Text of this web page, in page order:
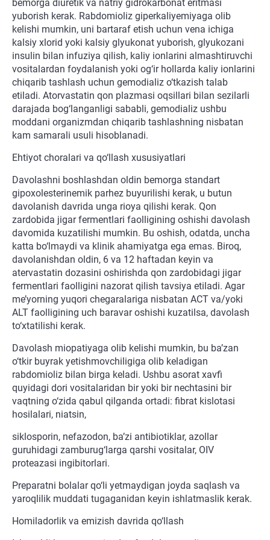
bemorga diuretik va natriy gidrokarbonat eritmasi
yuborish kerak. Rabdomioliz giperkaliyemiyaga olib
kelishi mumkin, uni bartaraf etish uchun vena ichiga
kalsiy xlorid yoki kalsiy glyukonat yuborish, glyukozani
insulin bilan infuziya qilish, kaliy ionlarini almashtiruvchi
vositalardan foydalanish yoki og‘ir hollarda kaliy ionlarini
chiqarib tashlash uchun gemodializ o‘tkazish talab
etiladi. Atorvastatin qon plazmasi oqsillari bilan sezilarli
darajada bog‘langanligi sababli, gemodializ ushbu
moddani organizmdan chiqarib tashlashning nisbatan
kam samarali usuli hisoblanadi.
Ehtiyot choralari va qo‘llash xususiyatlari
Davolashni boshlashdan oldin bemorga standart
gipoxolesterinemik parhez buyurilishi kerak, u butun
davolanish davrida unga rioya qilishi kerak. Qon
zardobida jigar fermentlari faolligining oshishi davolash
davomida kuzatilishi mumkin. Bu oshish, odatda, uncha
katta bo‘lmaydi va klinik ahamiyatga ega emas. Biroq,
davolanishdan oldin, 6 va 12 haftadan keyin va
atervastatin dozasini oshirishda qon zardobidagi jigar
fermentlari faolligini nazorat qilish tavsiya etiladi. Agar
me’yorning yuqori chegaralariga nisbatan ACT va/yoki
ALT faolligining uch baravar oshishi kuzatilsa, davolash
to‘xtatilishi kerak.
Davolash miopatiyaga olib kelishi mumkin, bu ba’zan
o‘tkir buyrak yetishmovchiligiga olib keladigan
rabdomioliz bilan birga keladi. Ushbu asorat xavfi
quyidagi dori vositalaridan bir yoki bir nechtasini bir
vaqtning o‘zida qabul qilganda ortadi: fibrat kislotasi
hosilalari, niatsin,
siklosporin, nefazodon, ba’zi antibiotiklar, azollar
guruhidagi zamburug‘larga qarshi vositalar, OIV
proteazasi ingibitorlari.
Preparatni bolalar qo‘li yetmaydigan joyda saqlash va
yaroqlilik muddati tugaganidan keyin ishlatmaslik kerak.
Homiladorlik va emizish davrida qo‘llash